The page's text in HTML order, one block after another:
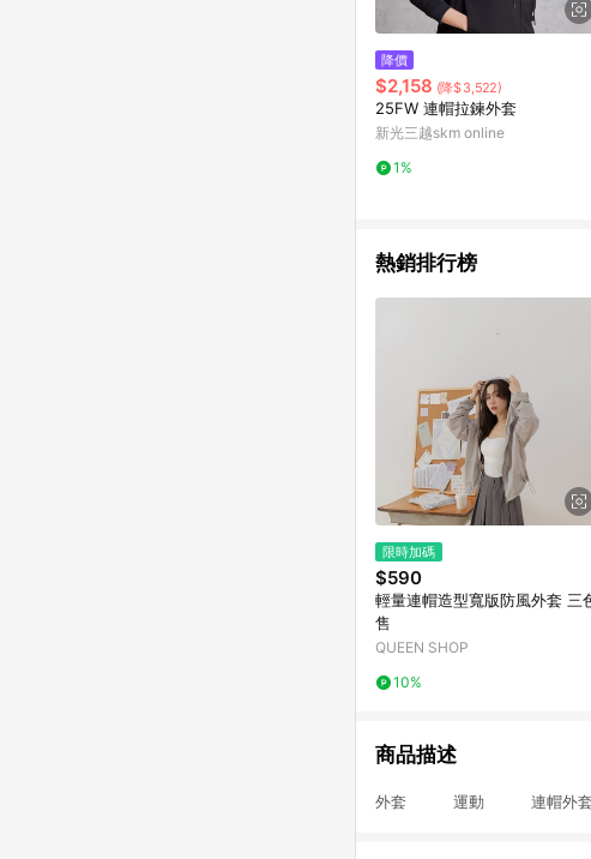
降價
$2,158 (降$3,522)
25FW 連帽拉鍊外套
新光三越skm online
1%
熱銷排行榜
限時加碼
$590
輕量連帽造型寬版防風外套 三
售
QUEEN SHOP
10%
商品描述
外套 運動 連帽外套